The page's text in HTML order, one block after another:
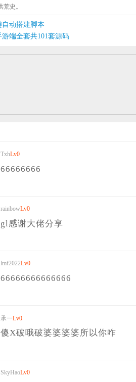
荒史。
动搭建脚本
游端全套共101套源码
TxhLv0
66666666
rainbowLv0
gl感谢大佬分享
lmf2022Lv0
66666666666666
承一Lv0
傻X破哦破婆婆婆婆所以你咋
SkyHaoLv0